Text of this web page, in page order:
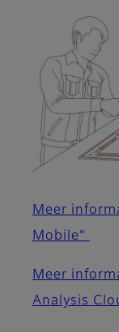
Meer
Mobile”
Meer
Analysis